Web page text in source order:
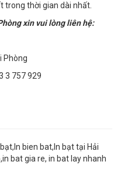
trong thời gian dài nhất.
xin vui lòng liên hệ:
Phòng
3 757 929
bien bat,In bạt tại Hải
bat gia re, in bat lay nhanh